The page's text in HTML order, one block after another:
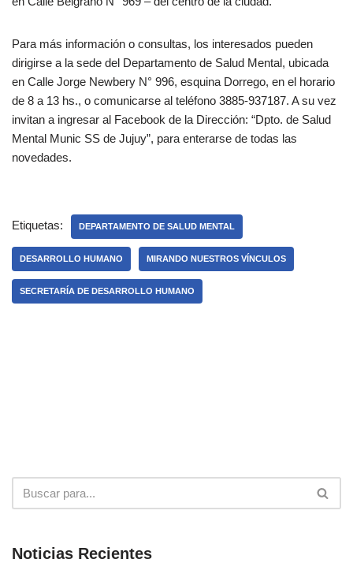
Para más información o consultas, los interesados pueden
dirigirse a la sede del Departamento de Salud Mental, ubicada
en Calle Jorge Newbery N° 996, esquina Dorrego, en el horario
de 8 a 13 hs., o comunicarse al teléfono 3885-937187. A su vez
invitan a ingresar al Facebook de la Dirección: “Dpto. de Salud
Mental Munic SS de Jujuy”, para enterarse de todas las
novedades.
Etiquetas: DEPARTAMENTO DE SALUD MENTAL
DESARROLLO HUMANO MIRANDO NUESTROS VÍNCULOS
SECRETARÍA DE DESARROLLO HUMANO
Noticias Recientes